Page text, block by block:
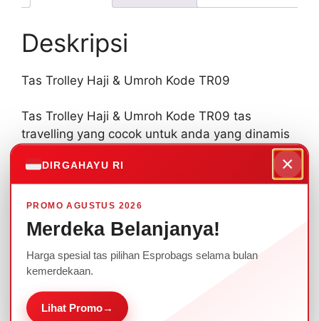
Deskripsi
Tas Trolley Haji & Umroh Kode TR09
Tas Trolley Haji & Umroh Kode TR09 tas
travelling yang cocok untuk anda yang dinamis
dan suka menempuh perjalanan jauh dengan
membawa barang bawaan.
Ada beragam pilihan warna yang bisa dipilih
sesuai dengan tema, dan ditambahkan logo
sablon/bordir. Tas yang kami Produksi bisa
disesuaikan dengan kebutuhan Perusahaan
Anda.
Spesifikasi :
DIRGAHAYU RI ×
PROMO AGUSTUS 2026
Merdeka Belanjanya!
Harga spesial tas pilihan Esprobags selama bulan
kemerdekaan.
Lihat Promo→